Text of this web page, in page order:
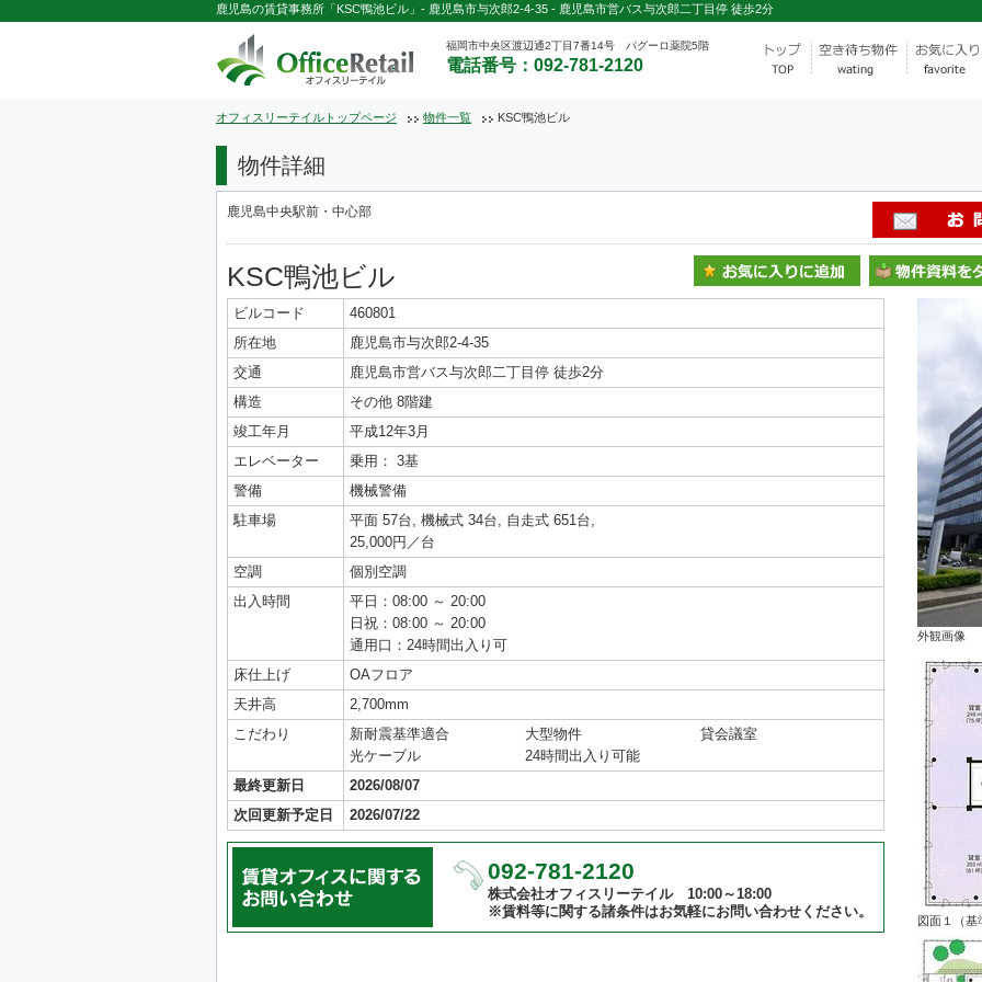
鹿児島の賃貸事務所「KSC鴨池ビル」- 鹿児島市与次郎2-4-35 - 鹿児島市営バス与次郎二丁目停 徒歩2分
福岡市中央区渡辺通2丁目7番14号 パグーロ薬院5階
電話番号：092-781-2120
オフィスリーテイルトップページ 物件一覧 KSC鴨池ビル
物件詳細
鹿児島中央駅前・中心部
KSC鴨池ビル
ビルコード
460801
所在地
鹿児島市与次郎2-4-35
交通
鹿児島市営バス与次郎二丁目停 徒歩2分
構造
その他 8階建
竣工年月
平成12年3月
エレベーター
乗用： 3基
警備
機械警備
駐車場
平面 57台, 機械式 34台, 自走式 651台,
25,000円／台
空調
個別空調
出入時間
平日：08:00 ～ 20:00
日祝：08:00 ～ 20:00
通用口：24時間出入り可
床仕上げ
OAフロア
天井高
2,700mm
こだわり
新耐震基準適合 大型物件
貸会議室
光ケーブル
24時間出入り可能
最終更新日
2026/08/07
次回更新予定日
2026/07/22
092-781-2120
株式会社オフィスリーテイル 10:00～18:00
※賃料等に関する諸条件はお気軽にお問い合わせください。
外観画像
図面１（基